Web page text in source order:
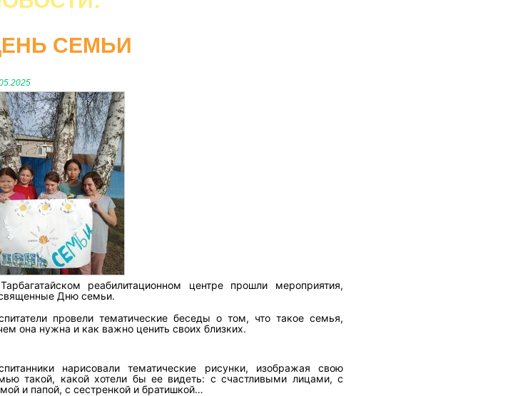
СЕМЬИ
реабилитационном центре прошли мероприятия,
Дню семьи.
провели тематические беседы о том, что такое семья,
она нужна и как важно ценить своих близких.
нарисовали тематические рисунки, изображая свою
такой, какой хотели бы ее видеть: с счастливыми лицами, с
и папой, с сестренкой и братишкой…